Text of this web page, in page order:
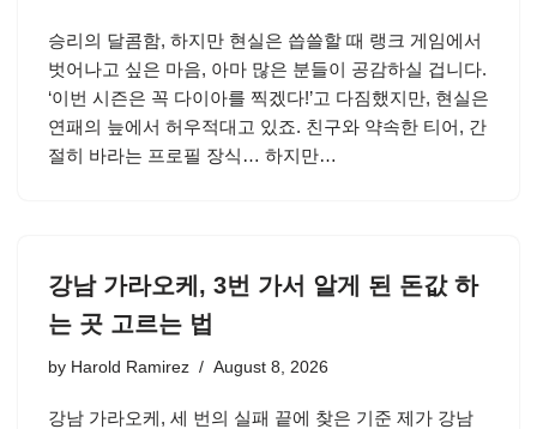
승리의 달콤함, 하지만 현실은 씁쓸할 때 랭크 게임에서
벗어나고 싶은 마음, 아마 많은 분들이 공감하실 겁니다.
‘이번 시즌은 꼭 다이아를 찍겠다!’고 다짐했지만, 현실은
연패의 늪에서 허우적대고 있죠. 친구와 약속한 티어, 간
절히 바라는 프로필 장식… 하지만…
강남 가라오케, 3번 가서 알게 된 돈값 하
는 곳 고르는 법
by Harold Ramirez August 8, 2026
강남 가라오케, 세 번의 실패 끝에 찾은 기준 제가 강남